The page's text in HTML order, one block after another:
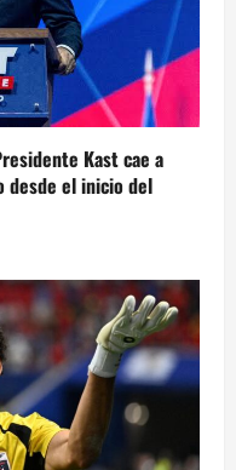
Kast cae a
desde el inicio del